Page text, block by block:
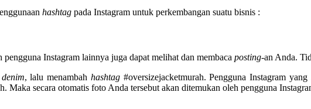
hashtag pada Instagram untuk perkembangan suatu bisnis :
Instagram lainnya juga dapat melihat dan membaca posting-an Anda.
, lalu menambah hashtag#oversizejacketmurah. Pengguna Instagram
Maka secara otomatis foto Anda tersebut akan ditemukan oleh pengguna